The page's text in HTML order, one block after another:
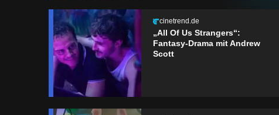
cinetrend.de
„All Of Us Strangers“:
Fantasy-Drama mit Andrew
Scott